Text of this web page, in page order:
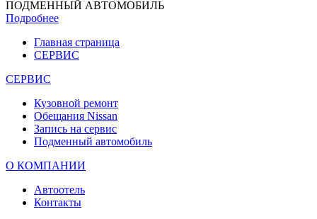
ПОДМЕННЫЙ АВТОМОБИЛЬ
Подробнее
Главная страница
СЕРВИС
СЕРВИС
Кузовной ремонт
Обещания Nissan
Запись на сервис
Подменный автомобиль
О КОМПАНИИ
Автоотель
Контакты